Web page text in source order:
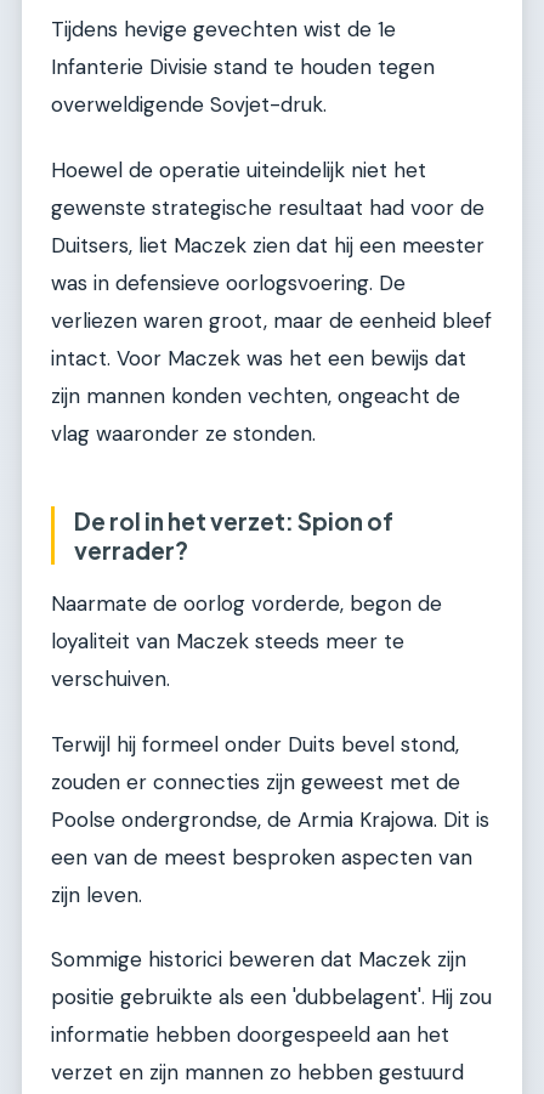
Tijdens hevige gevechten wist de 1e
Infanterie Divisie stand te houden tegen
overweldigende Sovjet-druk.
Hoewel de operatie uiteindelijk niet het
gewenste strategische resultaat had voor de
Duitsers, liet Maczek zien dat hij een meester
was in defensieve oorlogsvoering. De
verliezen waren groot, maar de eenheid bleef
intact. Voor Maczek was het een bewijs dat
zijn mannen konden vechten, ongeacht de
vlag waaronder ze stonden.
De rol in het verzet: Spion of
verrader?
Naarmate de oorlog vorderde, begon de
loyaliteit van Maczek steeds meer te
verschuiven.
Terwijl hij formeel onder Duits bevel stond,
zouden er connecties zijn geweest met de
Poolse ondergrondse, de Armia Krajowa. Dit is
een van de meest besproken aspecten van
zijn leven.
Sommige historici beweren dat Maczek zijn
positie gebruikte als een 'dubbelagent'. Hij zou
informatie hebben doorgespeeld aan het
verzet en zijn mannen zo hebben gestuurd